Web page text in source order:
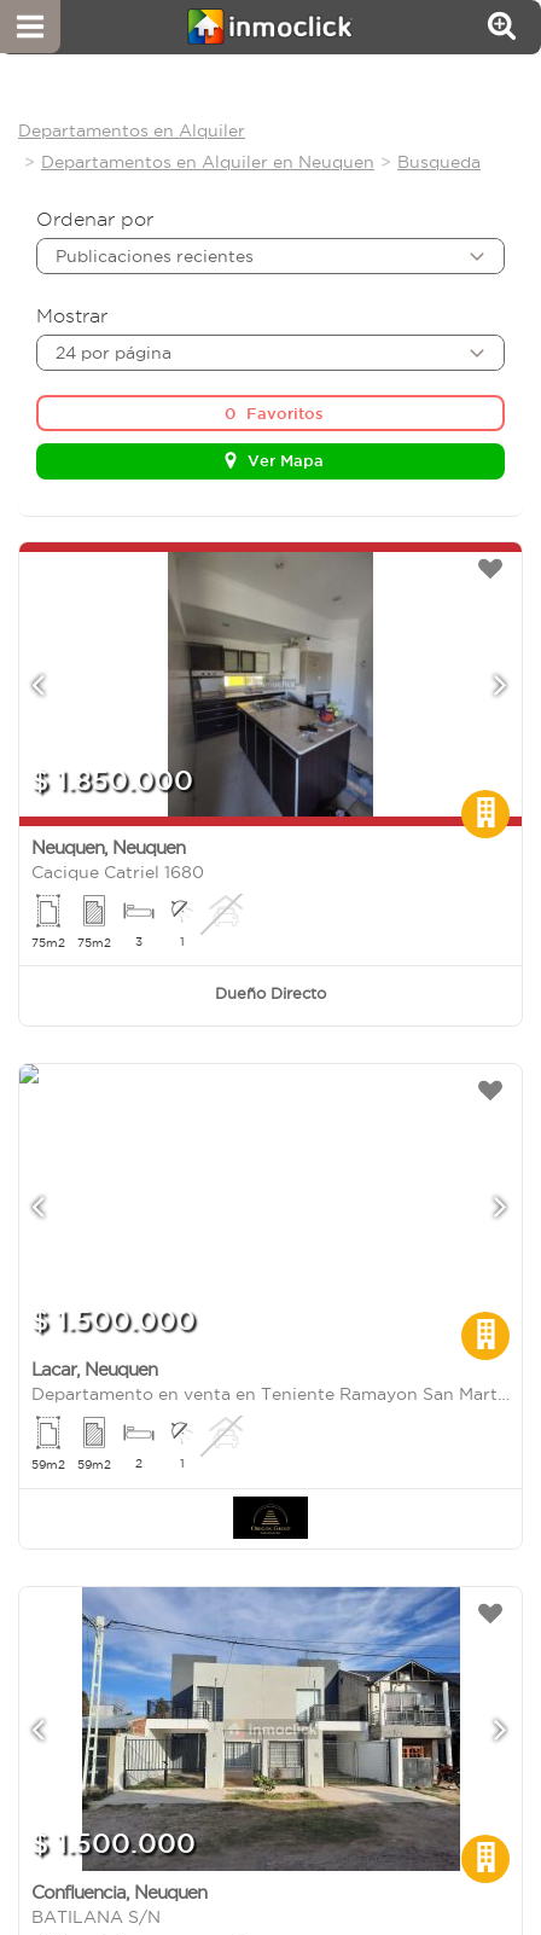
Departamentos en Alquiler
Departamentos en Alquiler en Neuquen
Busqueda
Ordenar por
Publicaciones recientes
Mostrar
24 por página
0 Favoritos
Ver Mapa
$ 1.850.000
Neuquen, Neuquen
Cacique Catriel 1680
75m2 75m2 3 1
Dueño Directo
$ 1.500.000
Lacar, Neuquen
Departamento en venta en Teniente Ramayon San Martin de los Andes
59m2 59m2 2 1
$ 1.500.000
Confluencia, Neuquen
BATILANA S/N